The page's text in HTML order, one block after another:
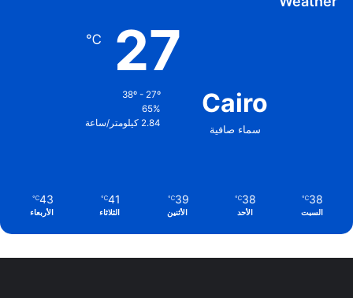
Cairo
سماء صافية
27
℃
65%
2.84 كيلومتر/ساعة
38
℃
السبت
38
℃
الأحد
39
℃
الأثنين
41
℃
الثلاثاء
43
℃
الأربعاء